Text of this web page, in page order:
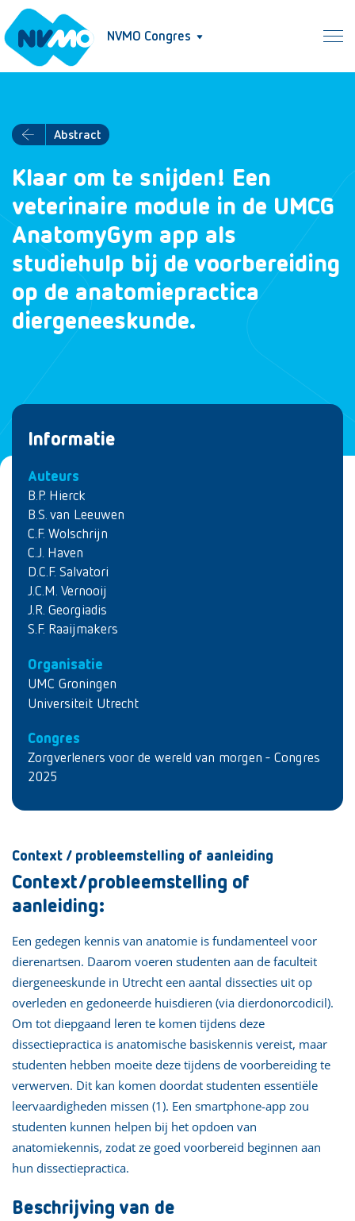
NVMO Congres
Abstract
Klaar om te snijden! Een
veterinaire module in de UMCG
AnatomyGym app als
studiehulp bij de voorbereiding
op de anatomiepractica
diergeneeskunde.
Informatie
Auteurs
B.P. Hierck
B.S. van Leeuwen
C.F. Wolschrijn
C.J. Haven
D.C.F. Salvatori
J.C.M. Vernooij
J.R. Georgiadis
S.F. Raaijmakers
Organisatie
UMC Groningen
Universiteit Utrecht
Congres
Zorgverleners voor de wereld van morgen - Congres
2025
Context / probleemstelling of aanleiding
Context/probleemstelling of
aanleiding:
Een gedegen kennis van anatomie is fundamenteel voor
dierenartsen. Daarom voeren studenten aan de faculteit
diergeneeskunde in Utrecht een aantal dissecties uit op
overleden en gedoneerde huisdieren (via dierdonorcodicil).
Om tot diepgaand leren te komen tijdens deze
dissectiepractica is anatomische basiskennis vereist, maar
studenten hebben moeite deze tijdens de voorbereiding te
verwerven. Dit kan komen doordat studenten essentiële
leervaardigheden missen (1). Een smartphone-app zou
studenten kunnen helpen bij het opdoen van
anatomiekennis, zodat ze goed voorbereid beginnen aan
hun dissectiepractica.
Beschrijving van de